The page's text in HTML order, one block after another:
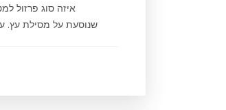
איזה סוג פרזול
שנוסעת על מסילת עץ.